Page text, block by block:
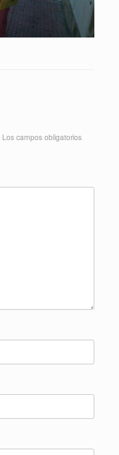
Los campos obligatorios